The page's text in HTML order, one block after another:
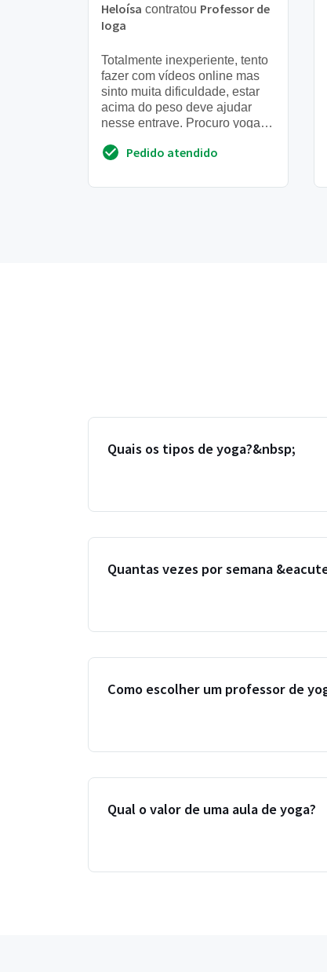
Heloísa contratou Professor de
Ioga
Totalmente inexperiente, tento
fazer com vídeos online mas
sinto muita dificuldade, estar
acima do peso deve ajudar
nesse entrave. Procuro yoga
que estou faz...
Pedido atendido
Quais os tipos de yoga?&nbsp;
Quantas vezes por semana
Como escolher um professor de
Qual o valor de uma aula de yoga?